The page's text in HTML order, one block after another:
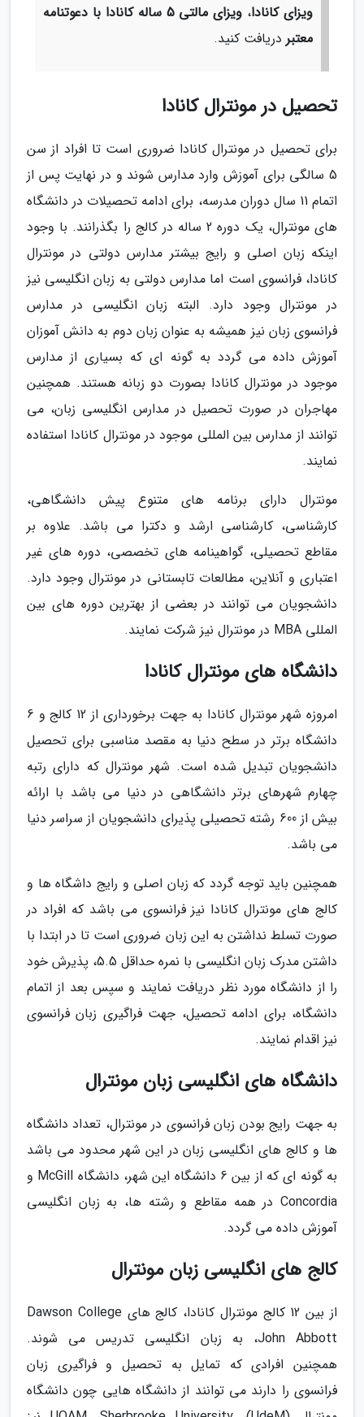
ویزای کانادا،
ویزای مالتی 5 ساله کانادا با دعوتنامه
معتبر دریافت کنید.
تحصیل در مونترال کانادا
برای تحصیل در مونترال کانادا ضروری است تا افراد از سن
5 سالگی برای آموزش وارد مدارس شوند و در نهایت پس از
اتمام 11 سال دوران مدرسه، برای ادامه تحصیلات در دانشگاه
های مونترال، یک دوره 2 ساله در کالج را بگذرانند. با وجود
اینکه زبان اصلی و رایج بیشتر مدارس دولتی در مونترال
کانادا، فرانسوی است اما مدارس دولتی به زبان انگلیسی نیز
در مونترال وجود دارد. البته زبان انگلیسی در مدارس
فرانسوی زبان نیز همیشه به عنوان زبان دوم به دانش آموزان
آموزش داده می گردد به گونه ای که بسیاری از مدارس
موجود در مونترال کانادا بصورت دو زبانه هستند. همچنین
مهاجران در صورت تحصیل در مدارس انگلیسی زبان، می
توانند از مدارس بین المللی موجود در مونترال کانادا استفاده
نمایند.
مونترال دارای برنامه ­های متنوع پیش­ دانشگاهی،
کارشناسی، کارشناسی ارشد و دکترا می باشد. علاوه بر
مقاطع تحصیلی، گواهینامه ­های تخصصی، دوره­ های غیر
اعتباری و آنلاین، مطالعات تابستانی در مونترال وجود دارد.
دانشجویان می ­توانند در بعضی از بهترین دوره­ های بین
المللی MBA در مونترال نیز شرکت نمایند.
دانشگاه های مونترال کانادا
امروزه شهر مونترال کانادا به جهت برخورداری از 12 کالج و 6
دانشگاه برتر در سطح دنیا به مقصد مناسبی برای تحصیل
دانشجویان تبدیل شده است. شهر مونترال که دارای رتبه
چهارم شهرهای برتر دانشگاهی در دنیا می باشد با ارائه
بیش از 600 رشته تحصیلی پذیرای دانشجویان از سراسر دنیا
می باشد.
همچنین باید توجه گردد که زبان اصلی و رایج داشگاه ها و
کالج های مونترال کانادا نیز فرانسوی می باشد که افراد در
صورت تسلط نداشتن به این زبان ضروری است تا در ابتدا با
داشتن مدرک زبان انگلیسی با نمره حداقل 5.5، پذیرش خود
را از دانشگاه مورد نظر دریافت نمایند و سپس بعد از اتمام
دانشگاه، برای ادامه تحصیل، جهت فراگیری زبان فرانسوی
نیز اقدام نمایند.
دانشگاه های انگلیسی زبان مونترال
به جهت رایج بودن زبان فرانسوی در مونترال، تعداد دانشگاه
ها و کالج های انگلیسی زبان در این شهر محدود می باشد
به گونه ای که از بین 6 دانشگاه این شهر، دانشگاه McGill و
Concordia در همه مقاطع و رشته ها، به زبان انگلیسی
آموزش داده می گردد.
کالج های انگلیسی زبان مونترال
از بین 12 کالج مونترال کانادا، کالج های Dawson College
،John Abbott به زبان انگلیسی تدریس می شوند.
همچنین افرادی که تمایل به تحصیل و فراگیری زبان
فرانسوی را دارند می توانند از دانشگاه هایی چون دانشگاه